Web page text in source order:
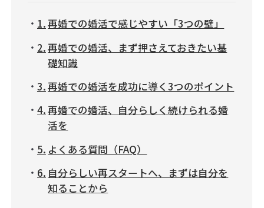
再婚での婚活で感じやすい「3つの壁」
再婚での婚活、まず押さえておきたい基
礎知識
再婚での婚活を成功に導く3つのポイント
再婚での婚活、自分らしく続けられる婚
活を
よくある質問（FAQ）
自分らしい再スタートへ、まずは自分を
知ることから